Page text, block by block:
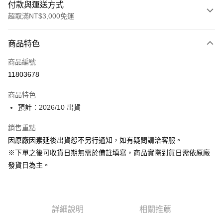
付款與運送方式
超取滿NT$3,000免運
信用卡一次付款
超商取貨付款
ATM付款
運送方式
預購-全家取貨付款(舊)
預購-7-11取貨付款(舊)
商品特色
商品編號
11803678
商品特色
預計：2026/10 出貨
銷售重點
因原廠因素延後出貨恕不另行通知，如有疑問請洽客服。
※下單之後可收貨日期無需於備註填寫，商品實際到貨日需依原廠
發貨日為主。
詳細說明 相關推薦